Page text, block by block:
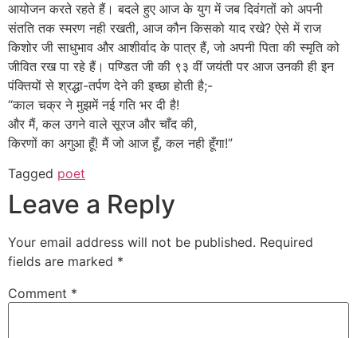
आयोजन करते रहते हैं। बदले हुए आज के युग में जब दिवंगतों को अपनी
संतति तक स्मरण नही रखती, आज कौन किसको याद रखे? ऐसे में राज
किशोर जी साधुभाव और आशीर्वाद के पात्र हैं, जो अपनी पिता की स्मृति को
जीवित रख पा रहे हैं। पण्डित जी की ९३ वीं जयंती पर आज उनकी ही इन
पंक्तियों से श्रद्धा-तर्पण देने की इच्छा होती है;-
“काल चक्र ने मुझमें नई गति भर दी है!
और मैं, कल उगने वाले सूरज और चाँद की,
किरणों का अगुआ हूँ! मैं जो आज हूँ, कल नही हूँगा!”
Tagged poet
Leave a Reply
Your email address will not be published. Required
fields are marked *
Comment *